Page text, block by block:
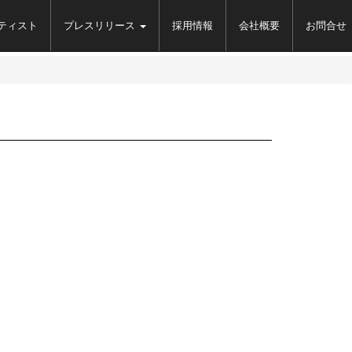
ィスト プレスリリース 採用情報 会社概要 お問合せ